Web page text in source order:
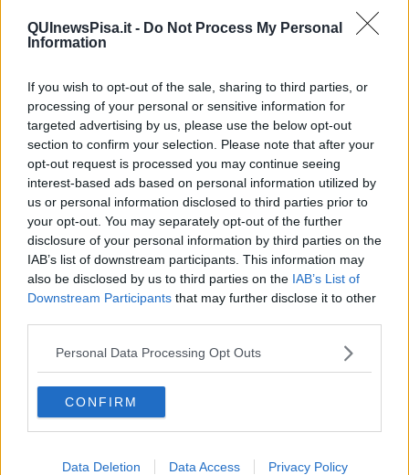
QUInewsPisa.it - Do Not Process My Personal
Information
If you wish to opt-out of the sale, sharing to third parties, or
processing of your personal or sensitive information for
targeted advertising by us, please use the below opt-out
section to confirm your selection. Please note that after your
opt-out request is processed you may continue seeing
interest-based ads based on personal information utilized by
us or personal information disclosed to third parties prior to
your opt-out. You may separately opt-out of the further
disclosure of your personal information by third parties on the
IAB’s list of downstream participants. This information may
also be disclosed by us to third parties on the IAB’s List of
Downstream Participants that may further disclose it to other
Personal Data Processing Opt Outs
CONFIRM
Data Deletion Data Access Privacy Policy
, prevede nel corso della mattinata dei tavoli tematici aperti
alla popolazione e, nel pomeriggio, un seminario con esperti.
La sepsi è una grave sindrome causata dalla risposta non regolata
dell’organismo a un’infezione. Nonostante sia molto frequente,
tanto che ogni anno nel mondo si contanocirca 50 milioni di
personeche la sviluppino, ha caratteristiche difficili da
schematizzare per cui è sempre ancora poco nota alla cittadinanza.
Eppure, miete più vittime di ictus e infarto sommati insieme
In Toscana la sepsicolpisce prevalentemente la popolazione
anziana: il 53% ha più di 80 anni e il 75% presenta una
compresenza di altre patologie come coronaropatie, scompenso
cardiaco o diabete. Tuttavia, nel 13% dei casi la sepsi colpisce
soggetti sani.
regionale si impegna adiffondere questa consapevolezza nella
cittadinanzacon un evento pubblico che prevede l’allestimento,
nell’emiciclo antistante la Certosa, di tre tavoli tematici: il primo
dedicato ai giovanissimi con microscopio, igiene delle mani e piccoli
oggetti ricordo a tema microbiologico; il secondo con interviste agli
per tutti su uno strumento ditraining
e valutazione per il corretto